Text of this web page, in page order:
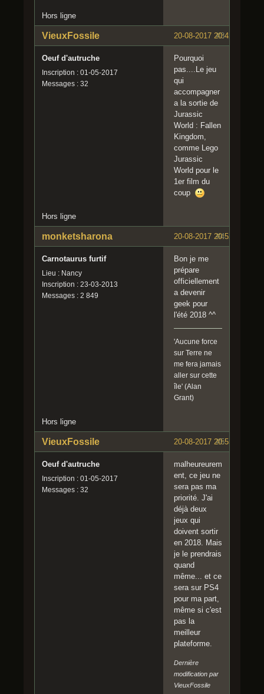
Hors ligne
#3
20-08-2017 20:42:56
VieuxFossile
Oeuf d'autruche
Inscription : 01-05-2017
Messages : 32
Pourquoi
pas....Le jeu
qui
accompagner
a la sortie de
Jurassic
World : Fallen
Kingdom,
comme Lego
Jurassic
World pour le
1er film du
coup
Hors ligne
#4
20-08-2017 20:52:35
monketsharona
Carnotaurus furtif
Lieu : Nancy
Inscription : 23-03-2013
Messages : 2 849
Bon je me
prépare
officiellement
a devenir
geek pour
l'été 2018 ^^
'Aucune force
sur Terre ne
me fera jamais
aller sur cette
île' (Alan
Grant)
Hors ligne
#5
20-08-2017 20:55:23
VieuxFossile
Oeuf d'autruche
Inscription : 01-05-2017
Messages : 32
malheureurem
ent, ce jeu ne
sera pas ma
priorité. J'ai
déjà deux
jeux qui
doivent sortir
en 2018. Mais
je le prendrais
quand
même... et ce
sera sur PS4
pour ma part,
même si c'est
pas la
meilleur
plateforme.
Dernière
modification par
VieuxFossile